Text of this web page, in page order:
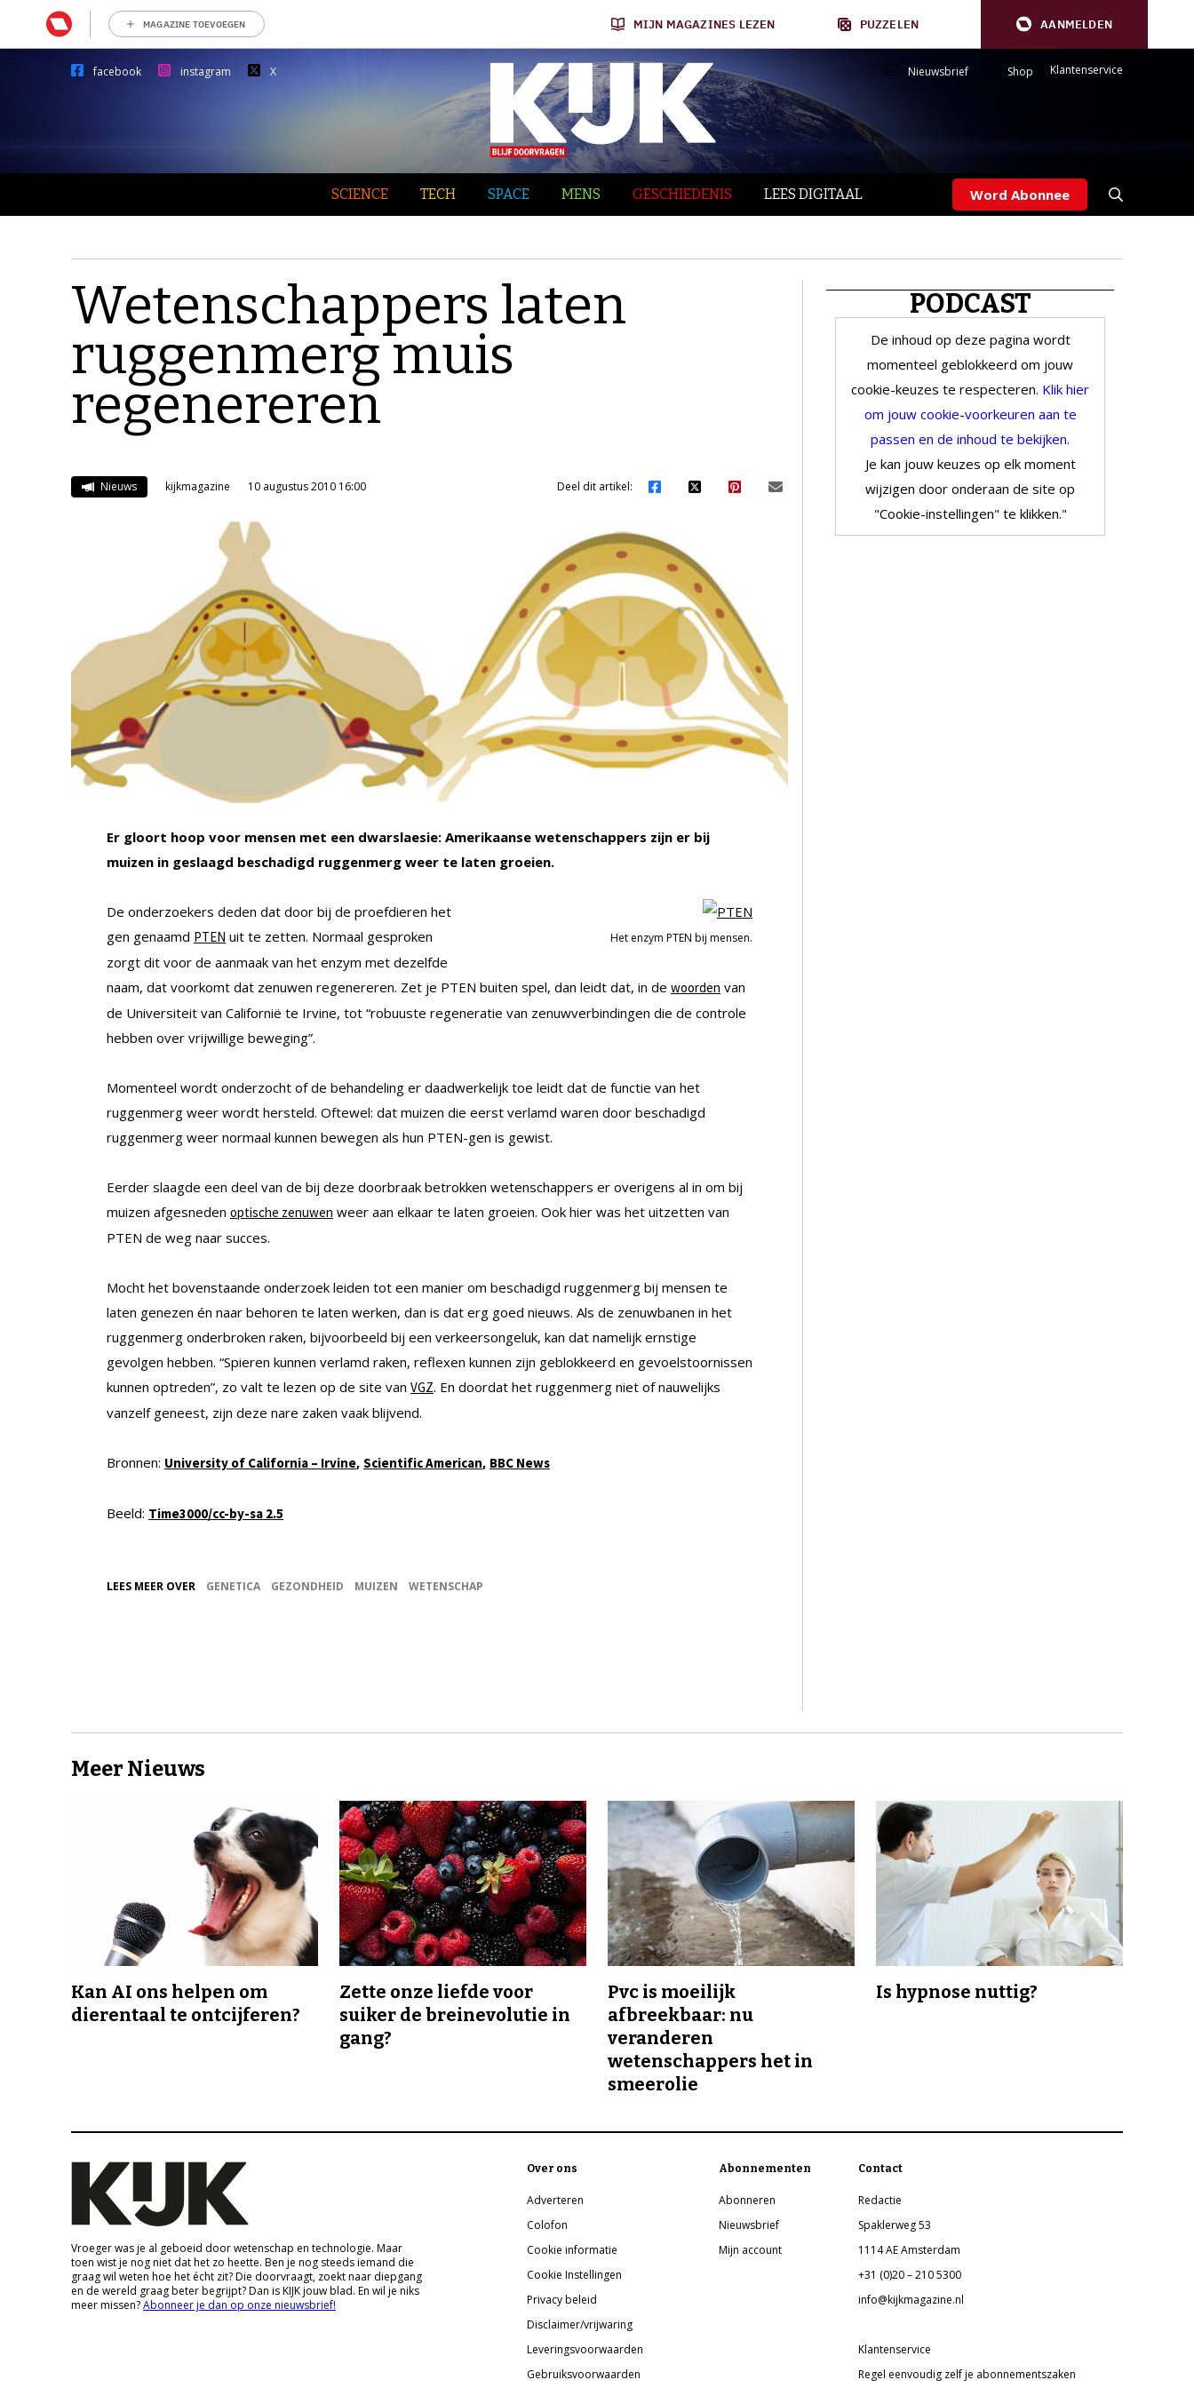
MAGAZINE TOEVOEGEN MIJN MAGAZINES LEZEN PUZZELEN AANMELDEN
facebook instagram X Nieuwsbrief Shop Klantenservice
SCIENCE TECH SPACE MENS GESCHIEDENIS LEES DIGITAAL Word Abonnee
Wetenschappers laten
ruggenmerg muis
regenereren
Nieuws kijkmagazine 10 augustus 2010 16:00 Deel dit artikel:
Er gloort hoop voor mensen met een dwarslaesie: Amerikaanse wetenschappers zijn er bij
muizen in geslaagd beschadigd ruggenmerg weer te laten groeien.
Het enzym PTEN bij mensen.
De onderzoekers deden dat door bij de proefdieren het
gen genaamd PTEN uit te zetten. Normaal gesproken
zorgt dit voor de aanmaak van het enzym met dezelfde
naam, dat voorkomt dat zenuwen regenereren. Zet je PTEN buiten spel, dan leidt dat, in de woorden van
de Universiteit van Californië te Irvine, tot “robuuste regeneratie van zenuwverbindingen die de controle
hebben over vrijwillige beweging”.
Momenteel wordt onderzocht of de behandeling er daadwerkelijk toe leidt dat de functie van het
ruggenmerg weer wordt hersteld. Oftewel: dat muizen die eerst verlamd waren door beschadigd
ruggenmerg weer normaal kunnen bewegen als hun PTEN-gen is gewist.
Eerder slaagde een deel van de bij deze doorbraak betrokken wetenschappers er overigens al in om bij
muizen afgesneden optische zenuwen weer aan elkaar te laten groeien. Ook hier was het uitzetten van
PTEN de weg naar succes.
Mocht het bovenstaande onderzoek leiden tot een manier om beschadigd ruggenmerg bij mensen te
laten genezen én naar behoren te laten werken, dan is dat erg goed nieuws. Als de zenuwbanen in het
ruggenmerg onderbroken raken, bijvoorbeeld bij een verkeersongeluk, kan dat namelijk ernstige
gevolgen hebben. “Spieren kunnen verlamd raken, reflexen kunnen zijn geblokkeerd en gevoelstoornissen
kunnen optreden”, zo valt te lezen op de site van VGZ. En doordat het ruggenmerg niet of nauwelijks
vanzelf geneest, zijn deze nare zaken vaak blijvend.
Bronnen: University of California – Irvine, Scientific American, BBC News
Beeld: Time3000/cc-by-sa 2.5
LEES MEER OVER GENETICA GEZONDHEID MUIZEN WETENSCHAP
PODCAST
De inhoud op deze pagina wordt
momenteel geblokkeerd om jouw
cookie-keuzes te respecteren. Klik hier
om jouw cookie-voorkeuren aan te
passen en de inhoud te bekijken.
Je kan jouw keuzes op elk moment
wijzigen door onderaan de site op
"Cookie-instellingen" te klikken."
Meer Nieuws
Kan AI ons helpen om
dierentaal te ontcijferen?
Zette onze liefde voor
suiker de breinevolutie in
gang?
Pvc is moeilijk
afbreekbaar: nu
veranderen
wetenschappers het in
smeerolie
Is hypnose nuttig?
Vroeger was je al geboeid door wetenschap en technologie. Maar
toen wist je nog niet dat het zo heette. Ben je nog steeds iemand die
graag wil weten hoe het écht zit? Die doorvraagt, zoekt naar diepgang
en de wereld graag beter begrijpt? Dan is KIJK jouw blad. En wil je niks
meer missen?Abonneer je dan op onze nieuwsbrief!
Over ons
Adverteren
Colofon
Cookie informatie
Cookie Instellingen
Privacy beleid
Disclaimer/vrijwaring
Leveringsvoorwaarden
Gebruiksvoorwaarden
Abonnementen
Abonneren
Nieuwsbrief
Mijn account
Contact
Redactie
Spaklerweg 53
1114 AE Amsterdam
+31 (0)20 – 210 5300
info@kijkmagazine.nl
Klantenservice
Regel eenvoudig zelf je abonnementszaken